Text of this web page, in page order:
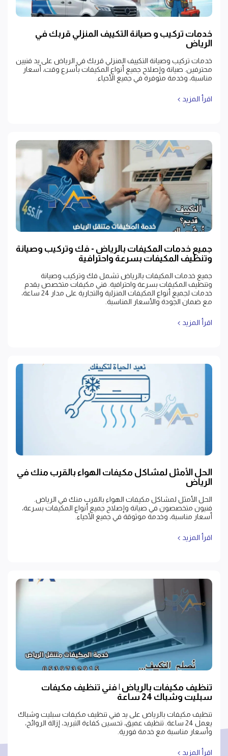
خدمات تركيب و صيانة التكييف المنزلي قربك في
الرياض
خدمات تركيب وصيانة التكييف المنزلي قربك في الرياض على يد فنيين
محترفين. صيانة وإصلاح جميع أنواع المكيفات بأسرع وقت، أسعار
مناسبة، وخدمة متوفرة في جميع الأحياء.
اقرأ المزيد
جميع خدمات المكيفات بالرياض - فك وتركيب وصيانة
وتنظيف المكيفات بسرعة واحترافية
جميع خدمات المكيفات بالرياض تشمل فك وتركيب وصيانة
وتنظيف المكيفات بسرعة واحترافية. فني مكيفات متخصص يقدم
خدمات لجميع أنواع المكيفات المنزلية والتجارية على مدار 24 ساعة،
مع ضمان الجودة والأسعار المناسبة.
اقرأ المزيد
الحل الأمثل لمشاكل مكيفات الهواء بالقرب منك في
الرياض
الحل الأمثل لمشاكل مكيفات الهواء بالقرب منك في الرياض.
فنيون متخصصون في صيانة وإصلاح جميع أنواع المكيفات بسرعة،
أسعار مناسبة، وخدمة موثوقة في جميع الأحياء.
اقرأ المزيد
تنظيف مكيفات بالرياض | فني تنظيف مكيفات
سبليت وشباك 24 ساعة
تنظيف مكيفات بالرياض على يد فني تنظيف مكيفات سبليت وشباك
يعمل 24 ساعة. تنظيف عميق، تحسين كفاءة التبريد، إزالة الروائح،
وأسعار مناسبة مع خدمة فورية.
اقرأ المزيد